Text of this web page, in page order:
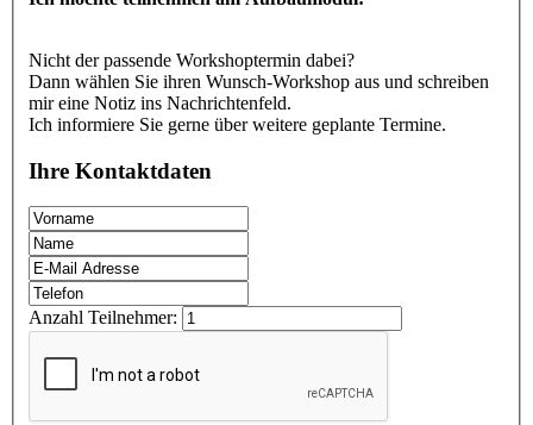
Nicht der passende Workshoptermin dabei?
Dann wählen Sie ihren Wunsch-Workshop aus und schreiben
mir eine Notiz ins Nachrichtenfeld.
Ich informiere Sie gerne über weitere geplante Termine.
Ihre Kontaktdaten
Anzahl Teilnehmer: